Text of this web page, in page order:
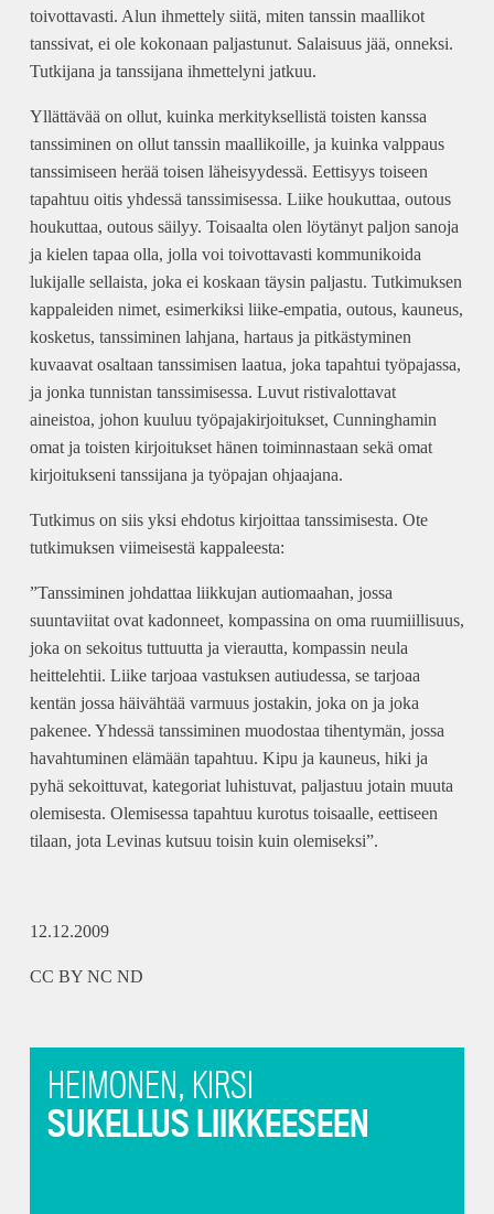
toivottavasti. Alun ihmettely siitä, miten tanssin maallikot
tanssivat, ei ole kokonaan paljastunut. Salaisuus jää, onneksi.
Tutkijana ja tanssijana ihmettelyni jatkuu.
Yllättävää on ollut, kuinka merkityksellistä toisten kanssa
tanssiminen on ollut tanssin maallikoille, ja kuinka valppaus
tanssimiseen herää toisen läheisyydessä. Eettisyys toiseen
tapahtuu oitis yhdessä tanssimisessa. Liike houkuttaa, outous
houkuttaa, outous säilyy. Toisaalta olen löytänyt paljon sanoja
ja kielen tapaa olla, jolla voi toivottavasti kommunikoida
lukijalle sellaista, joka ei koskaan täysin paljastu. Tutkimuksen
kappaleiden nimet, esimerkiksi liike-empatia, outous, kauneus,
kosketus, tanssiminen lahjana, hartaus ja pitkästyminen
kuvaavat osaltaan tanssimisen laatua, joka tapahtui työpajassa,
ja jonka tunnistan tanssimisessa. Luvut ristivalottavat
aineistoa, johon kuuluu työpajakirjoitukset, Cunninghamin
omat ja toisten kirjoitukset hänen toiminnastaan sekä omat
kirjoitukseni tanssijana ja työpajan ohjaajana.
Tutkimus on siis yksi ehdotus kirjoittaa tanssimisesta. Ote
tutkimuksen viimeisestä kappaleesta:
”Tanssiminen johdattaa liikkujan autiomaahan, jossa
suuntaviitat ovat kadonneet, kompassina on oma ruumiillisuus,
joka on sekoitus tuttuutta ja vierautta, kompassin neula
heittelehtii. Liike tarjoaa vastuksen autiudessa, se tarjoaa
kentän jossa häivähtää varmuus jostakin, joka on ja joka
pakenee. Yhdessä tanssiminen muodostaa tihentymän, jossa
havahtuminen elämään tapahtuu. Kipu ja kauneus, hiki ja
pyhä sekoittuvat, kategoriat luhistuvat, paljastuu jotain muuta
olemisesta. Olemisessa tapahtuu kurotus toisaalle, eettiseen
tilaan, jota Levinas kutsuu toisin kuin olemiseksi”.
12.12.2009
CC BY NC ND
HEIMONEN, KIRSI
SUKELLUS LIIKKEESEEN